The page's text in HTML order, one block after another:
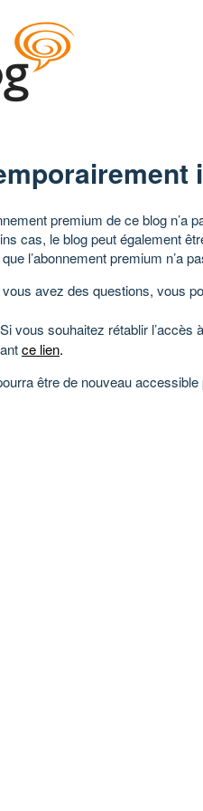
premium de ce blog n’a
cas, le blog peut également
l’abonnement premium n’a
vous avez des questions, vous
vous souhaitez rétablir
ce lien.
être de nouveau